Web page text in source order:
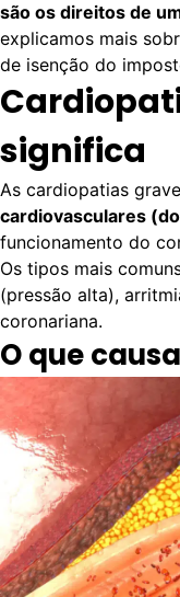
são os direitos de
explicamos mais
de isenção do
significa
As cardiopatias
cardiovasculares
funcionamento do
Os tipos mais
(pressão alta),
coronariana.
O que